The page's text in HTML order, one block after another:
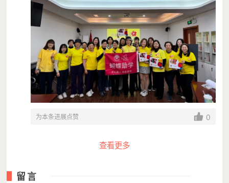
为本条进展点赞 0
查看更多
留言